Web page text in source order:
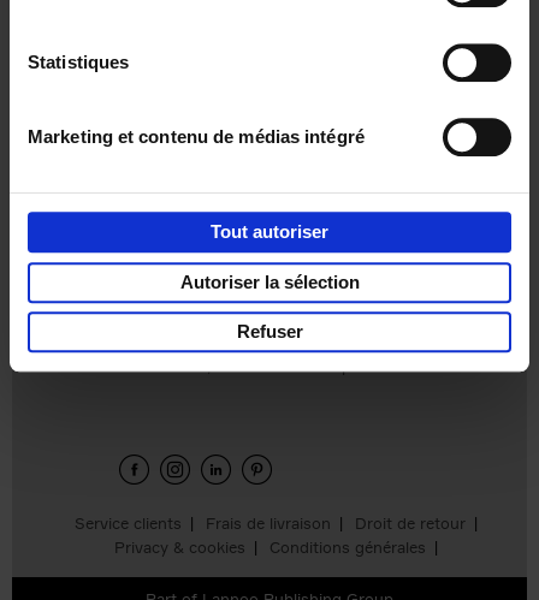
Statistiques
Marketing et contenu de médias intégré
Tout autoriser
Autoriser la sélection
Refuser
Ajouter au panier
Service clients Frais de livraison
Droit de retour
Privacy & cookies
Conditions générales
Envie de bonnes idées de lecture, de